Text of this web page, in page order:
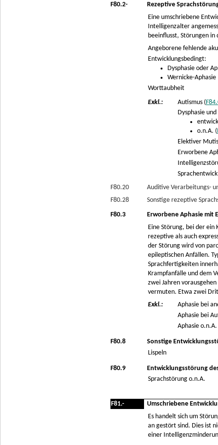
F80.2-
Rezeptive
Eine umschriebene
Intelligenzalter
beeinflusst, Störungen
Angeborene fehlende
Entwicklungsbedingt:
Dysphasie oder
Wernicke-Aphasie
Worttaubheit
Exkl.:
Autismus (
Dysphasie
o.n.A. (
Elektiver
Erworbene
F80.20
Auditive Verarbeitungs-
F80.28
Sonstige rezeptive
F80.3
Erworbene Aphasie mit
Eine Störung, bei der
rezeptive als auch
der Störung wird von
epileptischen Anfällen.
Sprachfertigkeiten
Krampfanfälle und dem
zwei Jahren
vermuten. Etwa zwei
Exkl.:
Aphasie bei
Aphasie bei
Aphasie o.n.A.
F80.8
Sonstige
Lispeln
F80.9
Entwicklungsstörung
Sprachstörung o.n.A.
F81.-
Umschriebene
Es handelt sich um
an gestört sind. Dies ist
einer